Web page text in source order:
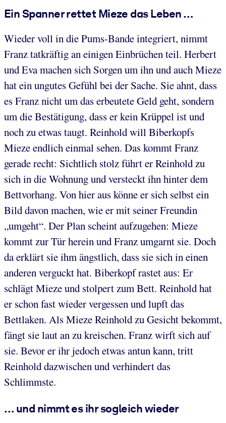
Ein Spanner rettet Mieze das Leben …
Wieder voll in die Pums-Bande integriert, nimmt
Franz tatkräftig an einigen Einbrüchen teil. Herbert
und Eva machen sich Sorgen um ihn und auch Mieze
hat ein ungutes Gefühl bei der Sache. Sie ahnt, dass
es Franz nicht um das erbeutete Geld geht, sondern
um die Bestätigung, dass er kein Krüppel ist und
noch zu etwas taugt. Reinhold will Biberkopfs
Mieze endlich einmal sehen. Das kommt Franz
gerade recht: Sichtlich stolz führt er Reinhold zu
sich in die Wohnung und versteckt ihn hinter dem
Bettvorhang. Von hier aus könne er sich selbst ein
Bild davon machen, wie er mit seiner Freundin
„umgeht“. Der Plan scheint aufzugehen: Mieze
kommt zur Tür herein und Franz umgarnt sie. Doch
da erklärt sie ihm ängstlich, dass sie sich in einen
anderen verguckt hat. Biberkopf rastet aus: Er
schlägt Mieze und stolpert zum Bett. Reinhold hat
er schon fast wieder vergessen und lupft das
Bettlaken. Als Mieze Reinhold zu Gesicht bekommt,
fängt sie laut an zu kreischen. Franz wirft sich auf
sie. Bevor er ihr jedoch etwas antun kann, tritt
Reinhold dazwischen und verhindert das
Schlimmste.
… und nimmt es ihr sogleich wieder